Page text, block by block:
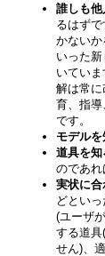
誰しも他
るはず
かない
いった
いてい
解は常
育、指
です。
モデルを
道具を知
のであ
実状に合
どとい
(ユーザ
する道
せん)、